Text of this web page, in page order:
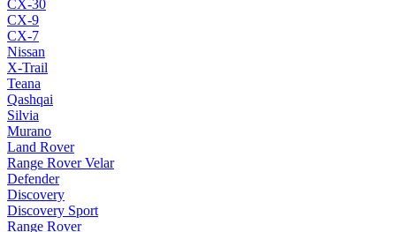
CX-30
CX-9
CX-7
Nissan
X-Trail
Teana
Qashqai
Silvia
Murano
Land Rover
Range Rover Velar
Defender
Discovery
Discovery Sport
Range Rover